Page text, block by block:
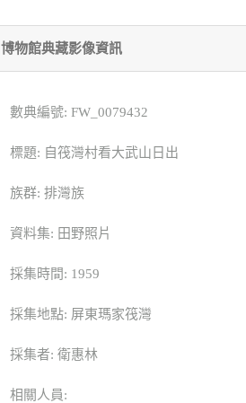
博物館典藏影像資訊
數典編號: FW_0079432
標題: 自筏灣村看大武山日出
族群: 排灣族
資料集: 田野照片
採集時間: 1959
採集地點: 屏東瑪家筏灣
採集者: 衛惠林
相關人員: